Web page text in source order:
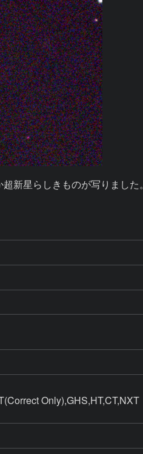
新星らしきものが写りました。
Only),GHS,HT,CT,NXT